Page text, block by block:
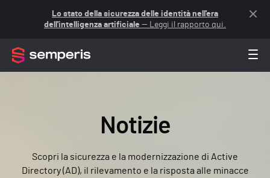
Lo stato della sicurezza delle identità nell'era
dell'intelligenza artificiale — Leggi il rapporto qui.
Notizie
Scopri la sicurezza e la modernizzazione di Active
Directory (AD), il rilevamento e la risposta alle minacce